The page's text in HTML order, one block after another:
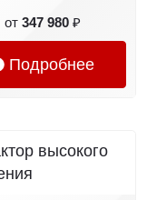
от 347 980₽
Подробнее